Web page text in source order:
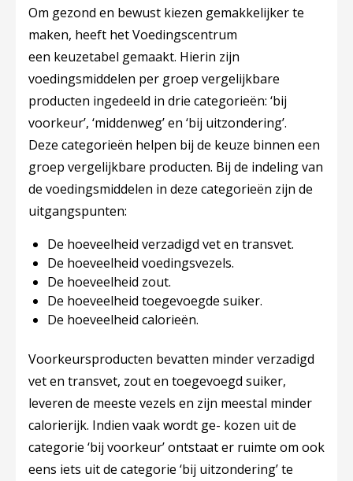
Om gezond en bewust kiezen gemakkelijker te
maken, heeft het Voedingscentrum
een keuzetabel gemaakt. Hierin zijn
voedingsmiddelen per groep vergelijkbare
producten ingedeeld in drie categorieën: ‘bij
voorkeur’, ‘middenweg’ en ‘bij uitzondering’.
Deze categorieën helpen bij de keuze binnen een
groep vergelijkbare producten. Bij de indeling van
de voedingsmiddelen in deze categorieën zijn de
uitgangspunten:
De hoeveelheid verzadigd vet en transvet.
De hoeveelheid voedingsvezels.
De hoeveelheid zout.
De hoeveelheid toegevoegde suiker.
De hoeveelheid calorieën.
Voorkeursproducten bevatten minder verzadigd
vet en transvet, zout en toegevoegd suiker,
leveren de meeste vezels en zijn meestal minder
calorierijk. Indien vaak wordt ge- kozen uit de
categorie ‘bij voorkeur’ ontstaat er ruimte om ook
eens iets uit de categorie ‘bij uitzondering’ te